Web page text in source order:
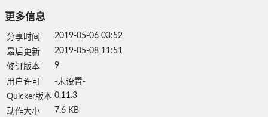
更多信息
分享时间
2019-05-06 03:52
最后更新
2019-05-08 11:51
修订版本
9
用户许可
-未设置-
Quicker版本 0.11.3
动作大小
7.6 KB